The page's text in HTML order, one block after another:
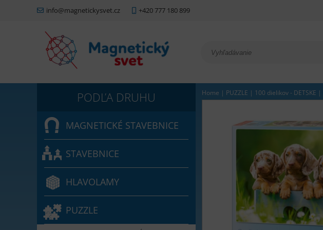
info@magnetickysvet.cz +420 777 180 899
MAGNETICKÉ STAVEBNICE
STAVEBNICE
HLAVOLAMY
PUZZLE
Home | PUZZLE | 100 dielikov - DETSKE |